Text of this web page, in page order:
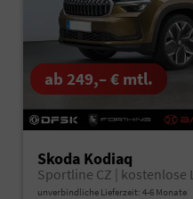
ab 249,– € mtl.
Skoda Kodiaq
Sportline CZ | kostenlose
unverbindliche Lieferzeit: 4-6 Monate